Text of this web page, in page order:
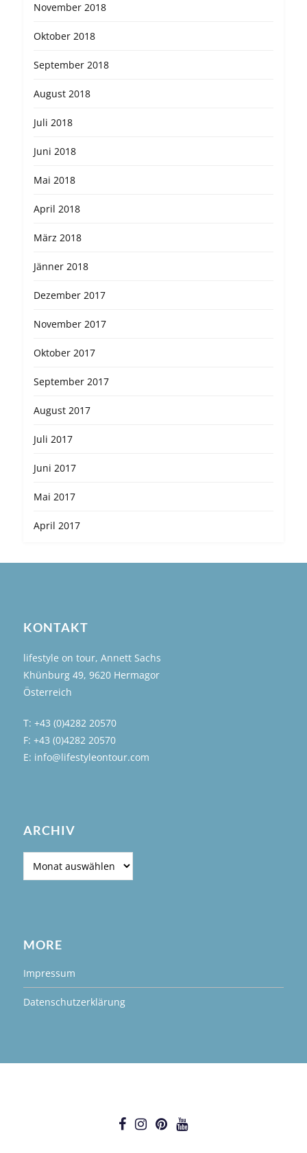
November 2018
Oktober 2018
September 2018
August 2018
Juli 2018
Juni 2018
Mai 2018
April 2018
März 2018
Jänner 2018
Dezember 2017
November 2017
Oktober 2017
September 2017
August 2017
Juli 2017
Juni 2017
Mai 2017
April 2017
KONTAKT
lifestyle on tour, Annett Sachs
Khünburg 49, 9620 Hermagor
Österreich
T: +43 (0)4282 20570
F: +43 (0)4282 20570
E: info@lifestyleontour.com
ARCHIV
MORE
Impressum
Datenschutzerklärung